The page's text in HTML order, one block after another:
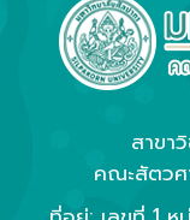
สาขา
คณะสัตวศ